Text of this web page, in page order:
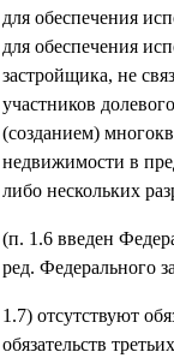
для обеспечения
для обеспечения
застройщика, не
участников
(созданием)
недвижимости в
либо нескольких
(п. 1.6 введен
ред. Федерального
1.7) отсутствуют
обязательств